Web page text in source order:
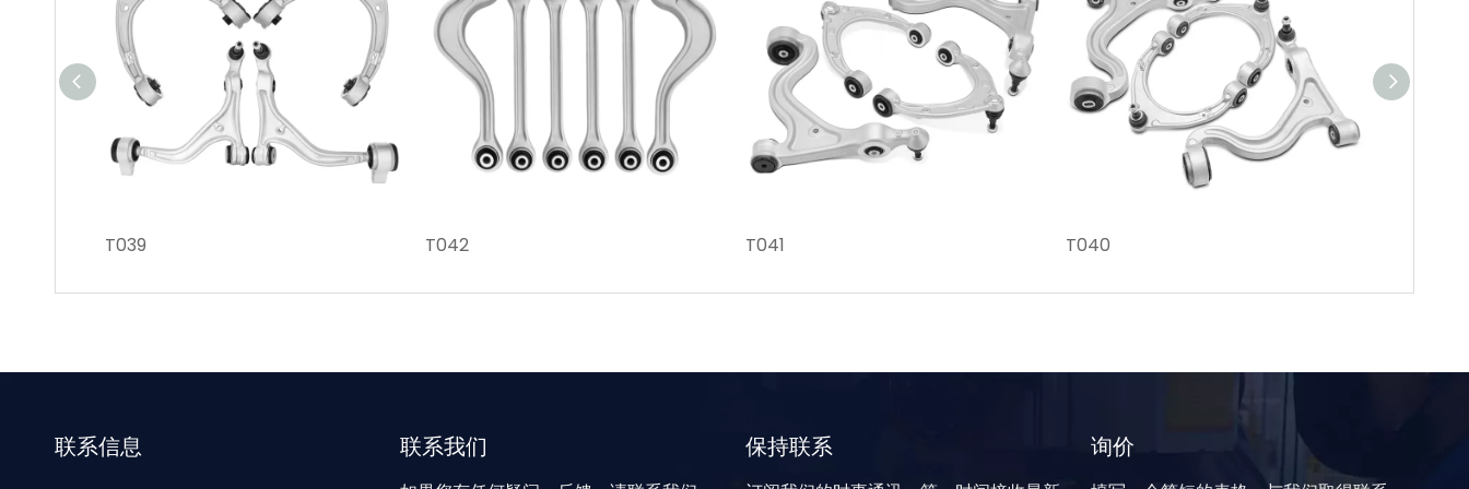
T039 T042 T041 T040
联系信息 联系我们 保持联系 询价